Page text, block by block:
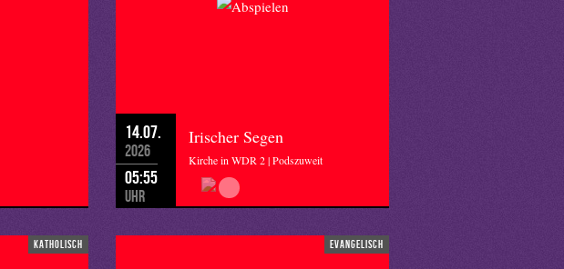
14.07.
2026
05:55
Uhr
Irischer Segen
Kirche in WDR 2 | Podszuweit
katholisch evangelisch